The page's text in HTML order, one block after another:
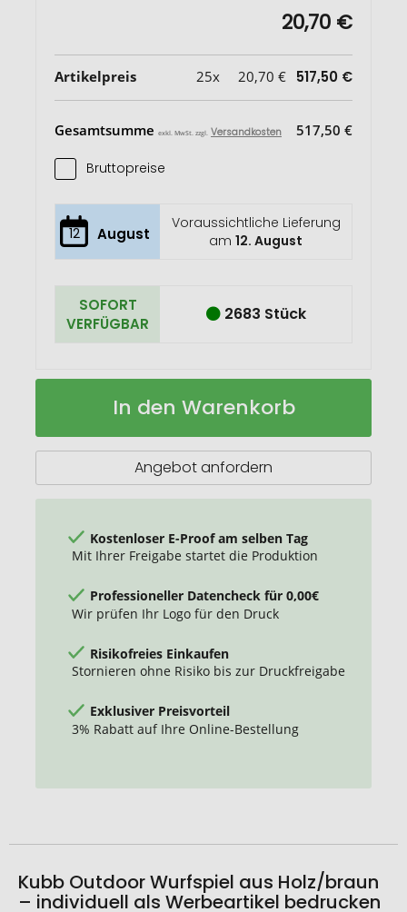
20,70 €
Artikelpreis 25x 20,70 € 517,50 €
Gesamtsumme exkl. MwSt. zzgl. Versandkosten 517,50 €
Bruttopreise
12 August
Voraussichtliche Lieferung
am12. August
SOFORT
VERFÜGBAR
2683 Stück
Kubb
aus
Auf
In den Warenkorb
Angebot anfordern
Kostenloser E-Proof am selben Tag
Mit Ihrer Freigabe startet die Produktion
Professioneller Datencheck für 0,00€
Wir prüfen Ihr Logo für den Druck
Risikofreies Einkaufen
Stornieren ohne Risiko bis zur Druckfreigabe
Exklusiver Preisvorteil
3% Rabatt auf Ihre Online-Bestellung
Kubb Outdoor Wurfspiel aus Holz/braun
– individuell als Werbeartikel bedrucken